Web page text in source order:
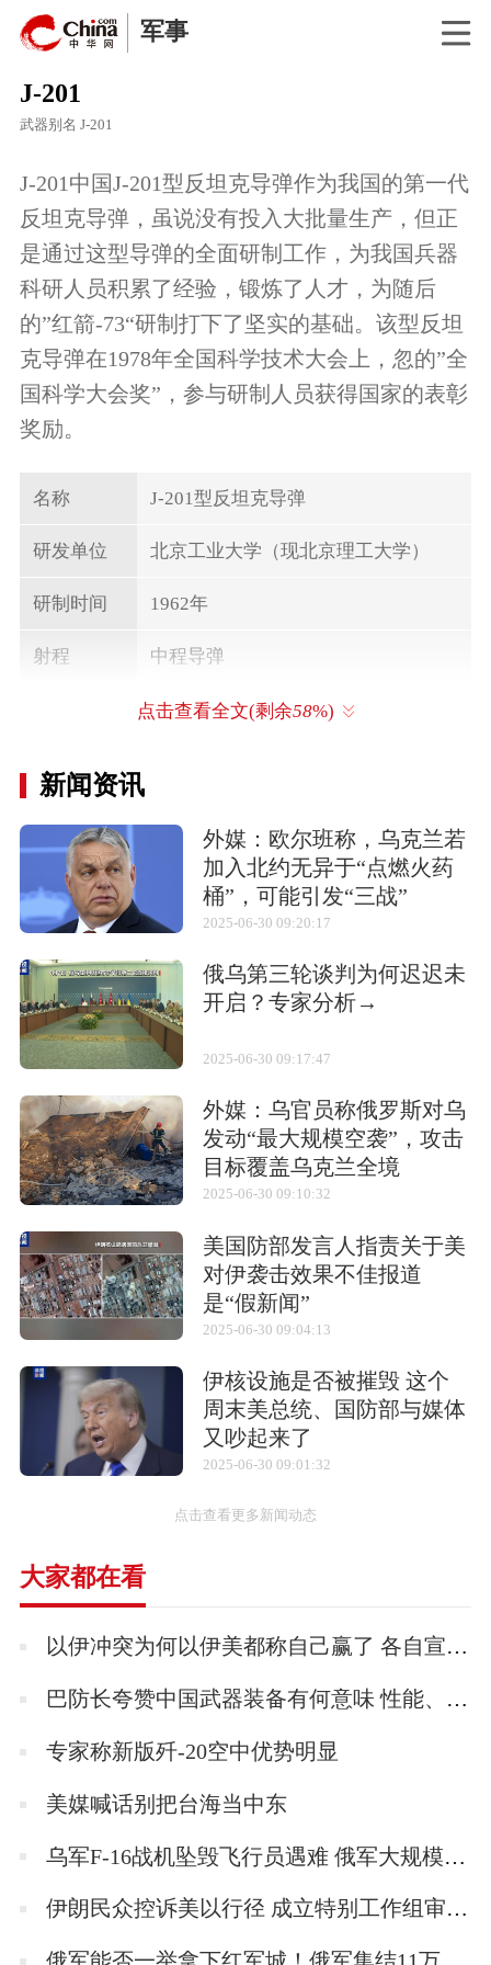
军事
J-201
武器别名 J-201
J-201中国J-201型反坦克导弹作为我国的第一代
反坦克导弹，虽说没有投入大批量生产，但正
是通过这型导弹的全面研制工作，为我国兵器
科研人员积累了经验，锻炼了人才，为随后
的”红箭-73“研制打下了坚实的基础。该型反坦
克导弹在1978年全国科学技术大会上，忽的”全
国科学大会奖”，参与研制人员获得国家的表彰
奖励。
名称 J-201型反坦克导弹
研发单位 北京工业大学（现北京理工大学）
研制时间 1962年
射程 中程导弹
2千米
相关武器
M-7（8610/CSS-
B611“枕木”
SM-62/蛇
研制历程
1962年以炮兵科学技术研究院为主联合北京工
业学院和724厂组成了新型反坦克导弹研制机构
开始研制工作。在此期间攻克了手动操控原
理、火药装药，制导导线的放线和不断线等难
题，1969年完成实际和试制，1973年完成反坦
克导弹的研制工作。
结构特点
该型反坦克导弹采用目视跟踪，手动操纵，有
线制导。
点击查看全文(剩余58%)
新闻资讯
外媒：欧尔班称，乌克兰若
加入北约无异于“点燃火药
桶”，可能引发“三战”
2025-06-30 09:20:17
俄乌第三轮谈判为何迟迟未
开启？专家分析→
2025-06-30 09:17:47
外媒：乌官员称俄罗斯对乌
发动“最大规模空袭”，攻击
目标覆盖乌克兰全境
2025-06-30 09:10:32
美国防部发言人指责关于美
对伊袭击效果不佳报道
是“假新闻”
2025-06-30 09:04:13
伊核设施是否被摧毁 这个
周末美总统、国防部与媒体
又吵起来了
2025-06-30 09:01:32
点击查看更多新闻动态
大家都在看
以伊冲突为何以伊美都称自己赢了 各自宣称胜利的背后
巴防长夸赞中国武器装备有何意味 性能、信任与地缘战略的三重胜利！
专家称新版歼-20空中优势明显
美媒喊话别把台海当中东
乌军F-16战机坠毁飞行员遇难 俄军大规模夜袭所致
伊朗民众控诉美以行径 成立特别工作组审查侵略行为